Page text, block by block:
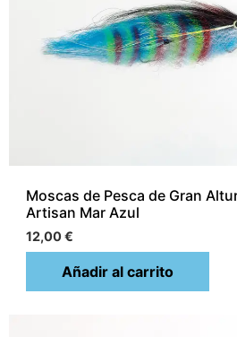
Moscas de Pesca de Gran
Artisan Mar Azul
12,00€
Añadir al carrito